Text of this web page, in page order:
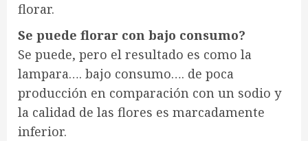
florar.
Se puede florar con bajo consumo?
Se puede, pero el resultado es como la
lampara…. bajo consumo…. de poca
producción en comparación con un sodio y
la calidad de las flores es marcadamente
inferior.